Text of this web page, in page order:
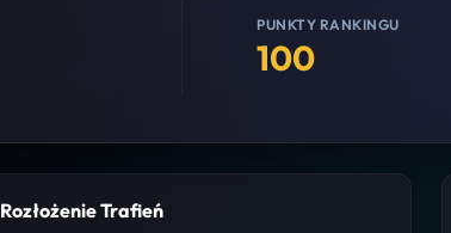
PUNKTY RANKINGU
100
Rozłożenie Trafień